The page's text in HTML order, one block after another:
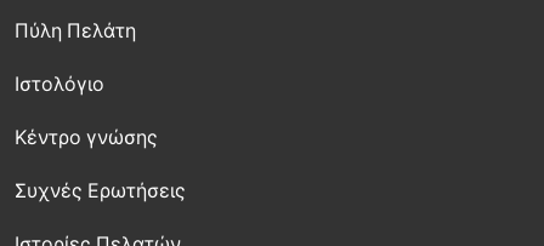
Πύλη Πελάτη
Ιστολόγιο
Κέντρο γνώσης
Συχνές Ερωτήσεις